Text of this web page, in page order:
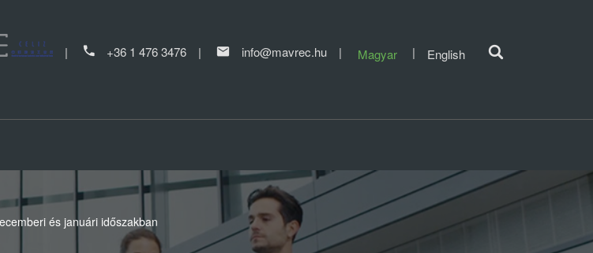
+36 1 476 3476 info@mavrec.hu Magyar English
és januári időszakban